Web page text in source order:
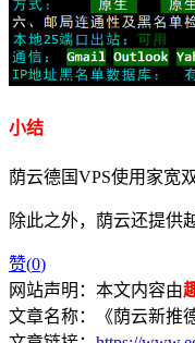
小结
荫云德国VPS使用家宽
除此之外，荫云还提供
赞(0)
网站声明：本文内容由
文章名称：《荫云新推